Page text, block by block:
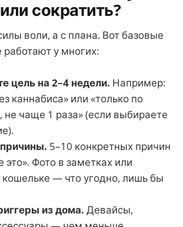
сократить?
воли, а с плана. Вот базовые
у многих:
цель на 2–4 недели. Например:
каннабиса» или «только по
чаще 1 раза» (если выбираете
5–10 конкретных причин
это». Фото в заметках или
— что угодно, лишь бы
из дома. Девайсы,